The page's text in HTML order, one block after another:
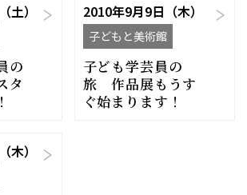
土）
の
タ
2010年9月9日（木）
子どもと美術館
子ども学芸員の
旅 作品展もうす
ぐ始まります！
木）